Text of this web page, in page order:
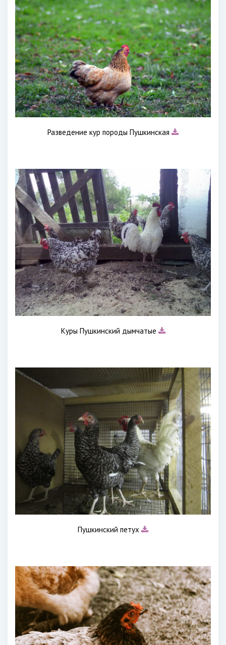
Разведение кур породы Пушкинская
Куры Пушкинский дымчатые
Пушкинский петух